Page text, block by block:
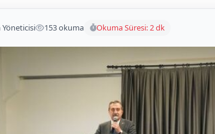
153 okuma Okuma Süresi: 2 dk